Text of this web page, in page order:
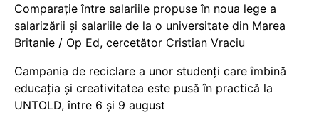
Comparație între salariile propuse în noua lege a
salarizării și salariile de la o universitate din Marea
Britanie / Op Ed, cercetător Cristian Vraciu
Campania de reciclare a unor studenți care îmbină
educația și creativitatea este pusă în practică la
UNTOLD, între 6 și 9 august